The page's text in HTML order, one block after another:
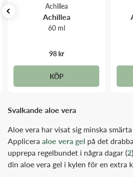
Achillea
Achillea
60 ml
98 kr
KÖP
Svalkande aloe vera
Aloe vera har visat sig minska
Applicera aloe vera gel på det
upprepa regelbundet i några dagar (2
din aloe vera gel i kylen för en extra